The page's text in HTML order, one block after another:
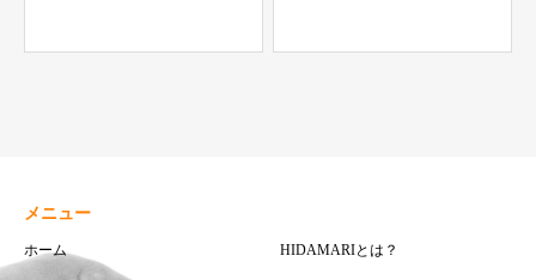
メニュー
ホーム HIDAMARIとは？